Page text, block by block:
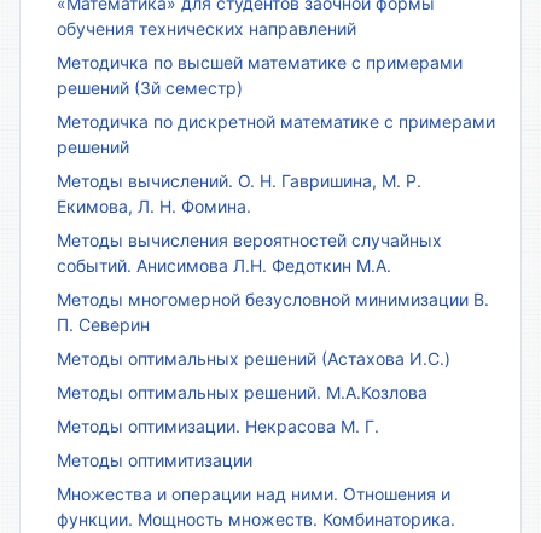
обучения технических направлений
Методичка по высшей математике с примерами
решений (3й семестр)
Методичка по дискретной математике с примерами
решений
Методы вычислений. О. Н. Гавришина, М. Р.
Екимова, Л. Н. Фомина.
Методы вычисления вероятностей случайных
событий. Анисимова Л.Н. Федоткин М.А.
Методы многомерной безусловной минимизации В.
П. Северин
Методы оптимальных решений (Астахова И.С.)
Методы оптимальных решений. М.А.Козлова
Методы оптимизации. Некрасова М. Г.
Методы оптимитизации
Множества и операции над ними. Отношения и
функции. Мощность множеств. Комбинаторика.